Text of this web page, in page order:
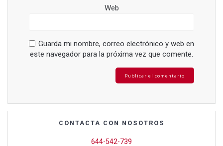
Web
Guarda mi nombre, correo electrónico y web en
este navegador para la próxima vez que comente.
CONTACTA CON NOSOTROS
644-542-739